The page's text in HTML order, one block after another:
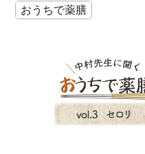
おうちで薬膳